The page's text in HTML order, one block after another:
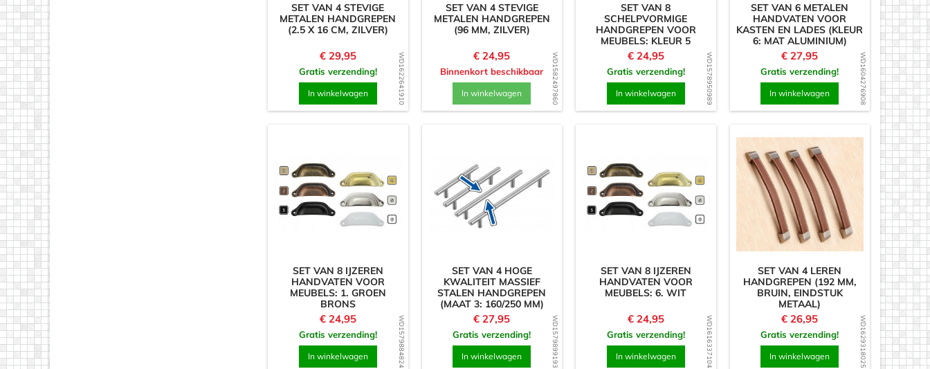
WD1622641910
SET VAN 4 STEVIGE
METALEN HANDGREPEN
(2.5 X 16 CM, ZILVER)
Prijs
€ 29,95
Gratis verzending!
In winkelwagen WD1582497860
SET VAN 4 STEVIGE
METALEN HANDGREPEN
(96 MM, ZILVER)
Prijs
€ 24,95
Binnenkort beschikbaar
In winkelwagen WD1578950989
SET VAN 8
SCHELPVORMIGE
HANDGREPEN VOOR
MEUBELS: KLEUR 5
Prijs
€ 24,95
Gratis verzending!
In winkelwagen WD1604276908
SET VAN 6 METALEN
HANDVATEN VOOR
KASTEN EN LADES (KLEUR
6: MAT ALUMINIUM)
Prijs
€ 27,95
Gratis verzending!
In winkelwagen
WD1579884824
SET VAN 8 IJZEREN
HANDVATEN VOOR
MEUBELS: 1. GROEN
BRONS
Prijs
€ 24,95
Gratis verzending!
In winkelwagen WD1579899193
SET VAN 4 HOGE
KWALITEIT MASSIEF
STALEN HANDGREPEN
(MAAT 3: 160/250 MM)
Prijs
€ 27,95
Gratis verzending!
In winkelwagen WD1616337104
SET VAN 8 IJZEREN
HANDVATEN VOOR
MEUBELS: 6. WIT
Prijs
€ 24,95
Gratis verzending!
In winkelwagen WD1629318025
SET VAN 4 LEREN
HANDGREPEN (192 MM,
BRUIN, EINDSTUK
METAAL)
Prijs
€ 26,95
Gratis verzending!
In winkelwagen